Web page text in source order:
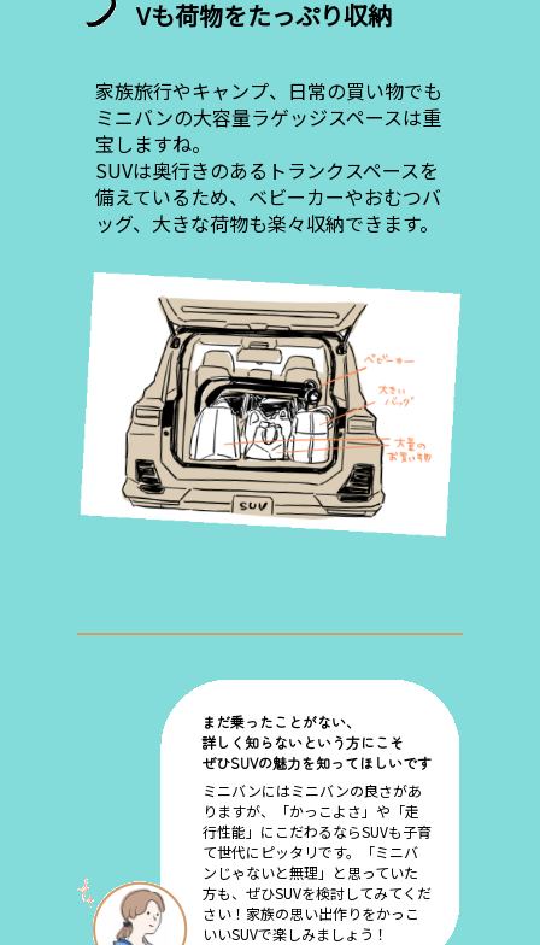
Vも荷物をたっぷり収納
家族旅行やキャンプ、日常の買い物でも
ミニバンの大容量ラゲッジスペースは重
宝しますね。
SUVは奥行きのあるトランクスペースを
備えているため、ベビーカーやおむつバ
ッグ、大きな荷物も楽々収納できます。
まだ乗ったことがない、
詳しく知らないという方にこそ
ぜひSUVの魅力を知ってほしいです
ミニバンにはミニバンの良さがあ
りますが、「かっこよさ」や「走
行性能」にこだわるならSUVも子育
て世代にピッタリです。「ミニバ
ンじゃないと無理」と思っていた
方も、ぜひSUVを検討してみてくだ
さい！家族の思い出作りをかっこ
いいSUVで楽しみましょう！